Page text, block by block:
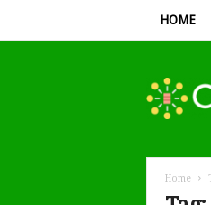
HOME
Data
Day
Home